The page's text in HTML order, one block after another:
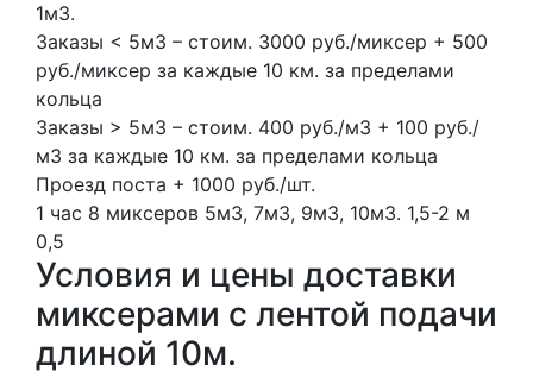
1м3.
Заказы < 5м3 – стоим. 3000 руб./миксер + 500
руб./миксер за каждые 10 км. за пределами
кольца
Заказы > 5м3 – стоим. 400 руб./м3 + 100 руб./
м3 за каждые 10 км. за пределами кольца
Проезд поста + 1000 руб./шт.
1 час 8 миксеров 5м3, 7м3, 9м3, 10м3. 1,5-2 м
0,5
Условия и цены доставки
миксерами с лентой подачи
длиной 10м.